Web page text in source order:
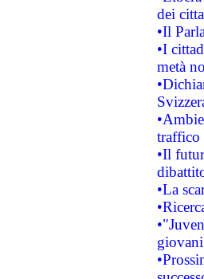
dei
•Il
•I
metà
traffico
•Il
•La